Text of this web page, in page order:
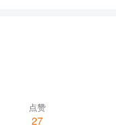
点赞
27